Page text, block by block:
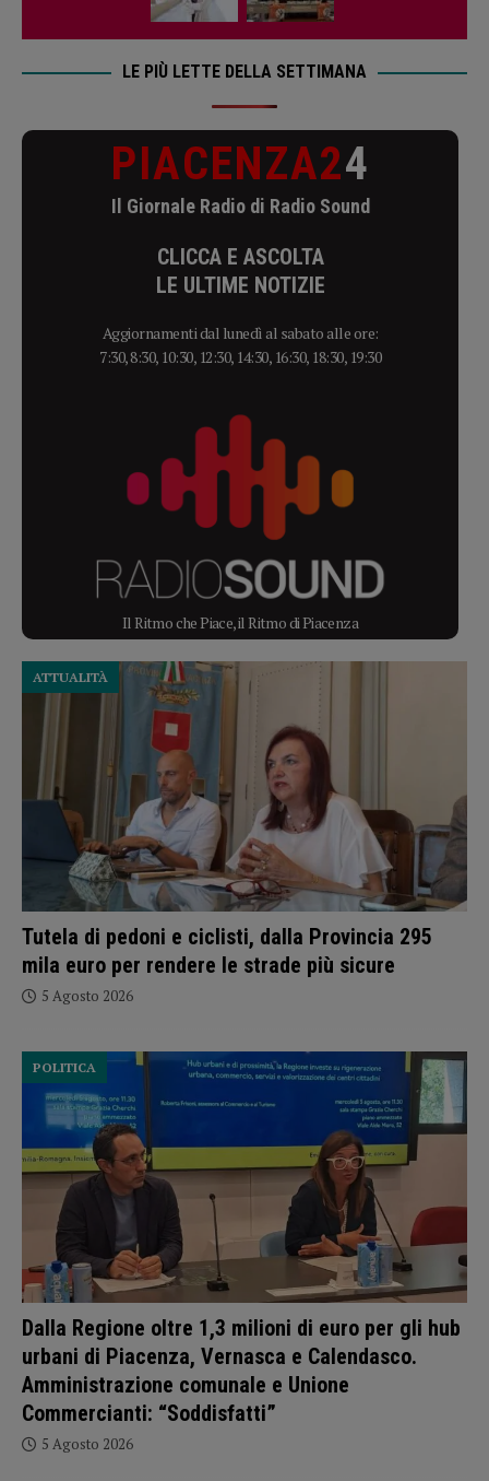
LE PIÙ LETTE DELLA SETTIMANA
PIACENZA24
Il Giornale Radio di Radio Sound
CLICCA E ASCOLTA
LE ULTIME NOTIZIE
Aggiornamenti dal lunedì al sabato alle ore:
7:30, 8:30, 10:30, 12:30, 14:30, 16:30, 18:30, 19:30
Il Ritmo che Piace, il Ritmo di Piacenza
Tutela di pedoni e ciclisti, dalla Provincia 295
mila euro per rendere le strade più sicure
ATTUALITÀ
5 Agosto 2026
Dalla Regione oltre 1,3 milioni di euro per gli hub
urbani di Piacenza, Vernasca e Calendasco.
Amministrazione comunale e Unione
Commercianti: “Soddisfatti”
POLITICA
5 Agosto 2026